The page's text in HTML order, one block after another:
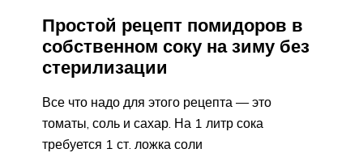
Простой рецепт помидоров в
собственном соку на зиму без
стерилизации
Все что надо для этого рецепта — это
томаты, соль и сахар. На 1 литр сока
требуется 1 ст. ложка соли